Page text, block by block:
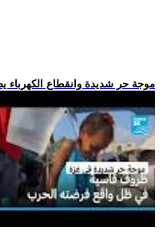
.. موجة حر شديدة وانقطاع